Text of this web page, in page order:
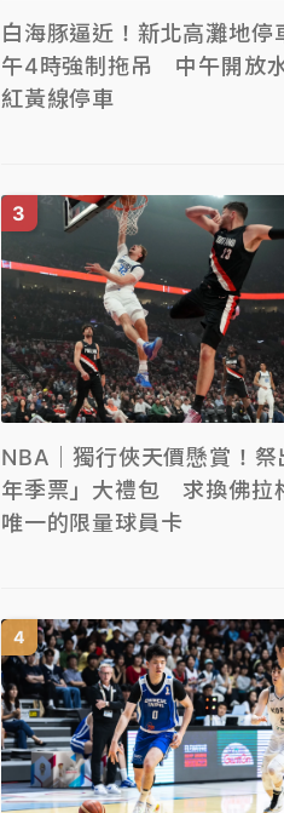
白海豚逼近！新北高灘地停
午4時強制拖吊 中午開放
紅黃線停車
NBA｜獨行俠天價懸賞！
年季票」大禮包 求換佛拉
唯一的限量球員卡